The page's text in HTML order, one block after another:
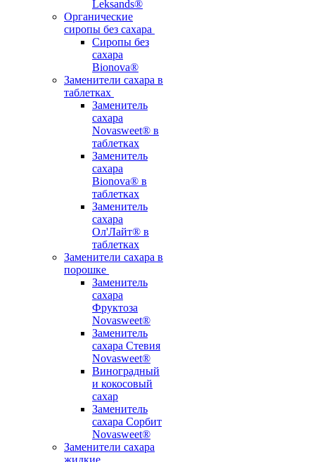
Leksands®
Органические
сиропы без сахара
Сиропы без
сахара
Bionova®
Заменители сахара в
таблетках
Заменитель
сахара
Novasweet® в
таблетках
Заменитель
сахара
Bionova® в
таблетках
Заменитель
сахара
Ол'Лайт® в
таблетках
Заменители сахара в
порошке
Заменитель
сахара
Фруктоза
Novasweet®
Заменитель
сахара Стевия
Novasweet®
Виноградный
и кокосовый
сахар
Заменитель
сахара Сорбит
Novasweet®
Заменители сахара
жидкие